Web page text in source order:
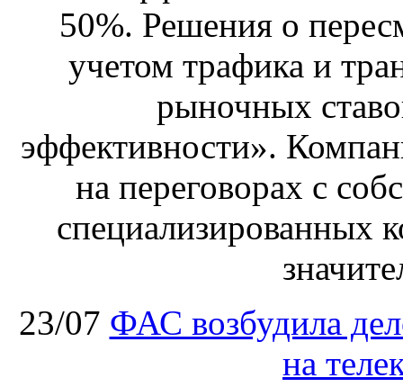
50%. Решения о
учетом трафика и
рыночных
эффективности».
на переговорах с
специализированных
23/07 ФАС возбудила
на